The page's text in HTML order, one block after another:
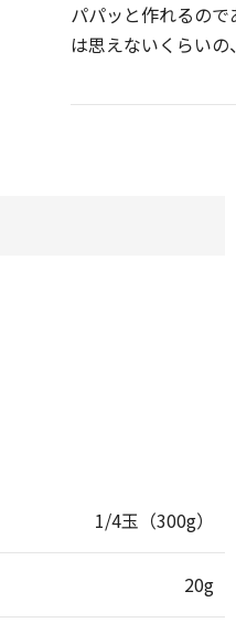
パパッと作れるの
は思えないくらいの
1/4玉（300g）
20g